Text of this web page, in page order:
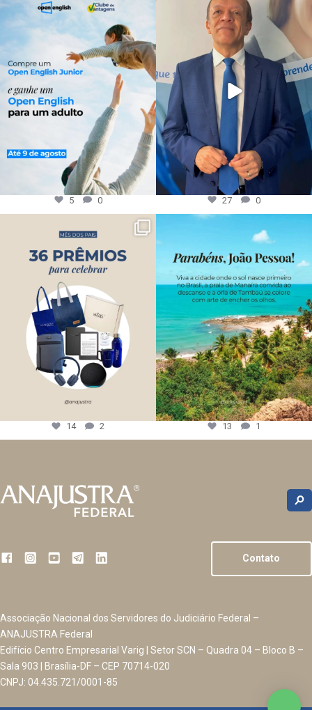
5 0 27 0
14 2 13 1
Contato
Associação Nacional dos Servidores do Judiciário Federal –
ANAJUSTRA Federal
Edifício Centro Empresarial Varig | Setor SCN – Quadra 04 – Bloco B –
Sala 903 | Brasília-DF – CEP 70714-020
CNPJ: 04.435.721/0001-85